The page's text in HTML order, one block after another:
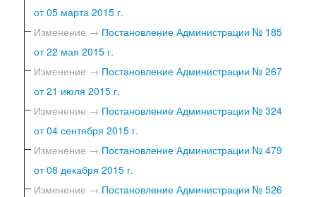
от 05 марта 2015 г.
Изменение → Постановление Администрации № 185
от 22 мая 2015 г.
Изменение → Постановление Администрации № 267
от 21 июля 2015 г.
Изменение → Постановление Администрации № 324
от 04 сентября 2015 г.
Изменение → Постановление Администрации № 479
от 08 декабря 2015 г.
Изменение → Постановление Администрации № 526